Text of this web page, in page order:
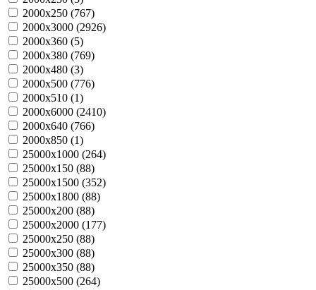
2000х250 (767)
2000х3000 (2926)
2000х360 (5)
2000х380 (769)
2000х480 (3)
2000х500 (776)
2000х510 (1)
2000х6000 (2410)
2000х640 (766)
2000х850 (1)
25000х1000 (264)
25000х150 (88)
25000х1500 (352)
25000х1800 (88)
25000х200 (88)
25000х2000 (177)
25000х250 (88)
25000х300 (88)
25000х350 (88)
25000х500 (264)